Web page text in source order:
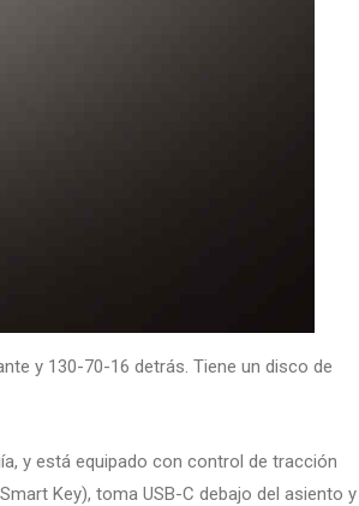
y 130-70-16 detrás. Tiene un disco de
y está equipado con control de tracción
Key), toma USB-C debajo del asiento y